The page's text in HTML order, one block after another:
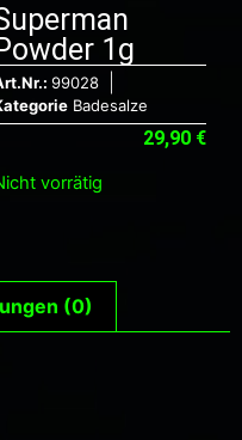
1g
99028
Badesalze
29,90 €
vorrätig
(0)